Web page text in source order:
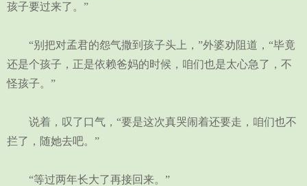
孩子要过来了。”
“别把对孟君的怨气撒到孩子头上，”外婆劝阻道，“毕竟
还是个孩子，正是依赖爸妈的时候，咱们也是太心急了，不
怪孩子。”
说着，叹了口气，“要是这次真哭闹着还要走，咱们也不
拦了，随她去吧。”
“等过两年长大了再接回来。”